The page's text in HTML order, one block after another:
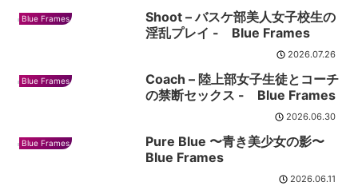
Blue Frames
Shoot – バスケ部美人女子校生の
淫乱プレイ - Blue Frames
2026.07.26
Blue Frames
Coach – 陸上部女子生徒とコーチ
の禁断セックス - Blue Frames
2026.06.30
Blue Frames
Pure Blue 〜青き美少女の影〜
Blue Frames
2026.06.11